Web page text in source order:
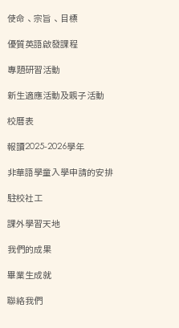
使命、宗旨、目標
優質英語啟發課程
專題研習活動
新生適應活動及親子活動
校曆表
報讀2025-2026學年
非華語學童入學申請的安排
駐校社工
課外學習天地
我們的成果
畢業生成就
聯絡我們